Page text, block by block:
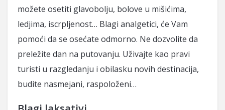
možete osetiti glavobolju, bolove u mišićima,
ledjima, iscrpljenost… Blagi analgetici, će Vam
pomoći da se osećate odmorno. Ne dozvolite da
preležite dan na putovanju. Uživajte kao pravi
turisti u razgledanju i obilasku novih destinacija,
budite nasmejani, raspoloženi…